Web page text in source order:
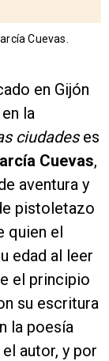
Cuevas.
en Gijón
la
ciudadeses
Cuevas,
aventura y
pistoletazo
quien el
edad al leer
el principio
su escritura
la poesía
autor, y por